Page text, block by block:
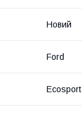
Новий
Ford
Ecosport